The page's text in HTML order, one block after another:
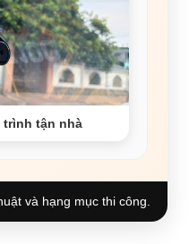
trình tận nhà
và hạng mục thi công.